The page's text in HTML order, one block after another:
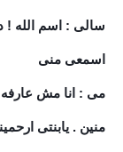
سالى : اسم الله !
اسمعى منى
مى : انا مش عارفه
منين . يابنتى